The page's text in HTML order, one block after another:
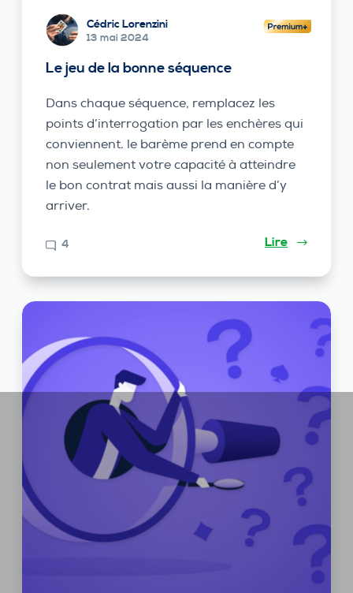
Cédric Lorenzini
13 mai 2024
Le jeu de la bonne séquence
Dans chaque séquence, remplacez les
points d’interrogation par les enchères qui
conviennent. le barème prend en compte
non seulement votre capacité à atteindre
le bon contrat mais aussi la manière d’y
arriver.
4 Lire